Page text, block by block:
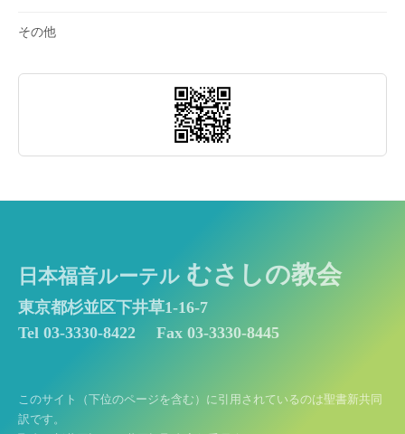
その他
日本福音ルーテル むさしの教会
東京都杉並区下井草1-16-7
Tel 03-3330-8422
Fax 03-3330-8445
このサイト（下位のページを含む）に引用されているのは聖書新共同
訳です。